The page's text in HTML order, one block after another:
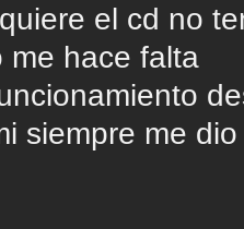
el cd no
me hace falta
siempre me dio